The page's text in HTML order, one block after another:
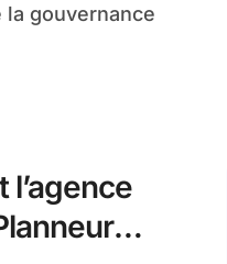
gouvernance
l’agence